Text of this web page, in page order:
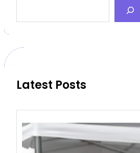
a
c
Latest Posts